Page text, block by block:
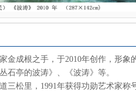
金成根之手，于2010年创作，形
石亭的波涛》、《波涛》等。
三松里，1991年获得功勋艺术家称